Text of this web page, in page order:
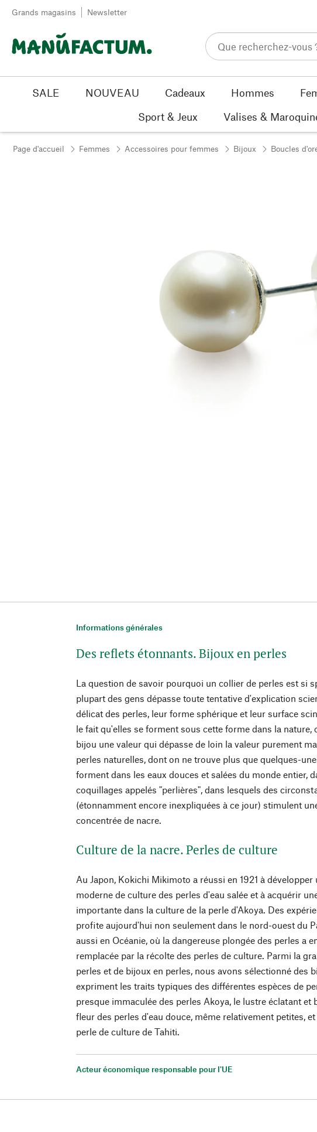
Passer au contenu
Grands magasins Newsletter
SALE NOUVEAU Cadeaux Hommes
Sport & Jeux
Valises &
Page d'accueil Femmes Accessoires pour femmes Bijoux Boucles
Informations générales
Des reflets étonnants. Bijoux en perles
La question de savoir pourquoi un collier de perles est si
plupart des gens dépasse toute tentative d'explication
délicat des perles, leur forme sphérique et leur surface
le fait qu'elles se forment sous cette forme dans la nature,
bijou une valeur qui dépasse de loin la valeur purement
perles naturelles, dont on ne trouve plus que quelques-
forment dans les eaux douces et salées du monde entier,
coquillages appelés "perlières", dans lesquels des
(étonnamment encore inexpliquées à ce jour) stimulent
concentrée de nacre.
Culture de la nacre. Perles de culture
Au Japon, Kokichi Mikimoto a réussi en 1921 à développer
moderne de culture des perles d'eau salée et à acquérir
importante dans la culture de la perle d'Akoya. Des
profite aujourd'hui non seulement dans le nord-ouest du
aussi en Océanie, où la dangereuse plongée des perles a
remplacée par la récolte des perles de culture. Parmi la
perles et de bijoux en perles, nous avons sélectionné des
expriment les traits typiques des différentes espèces de
presque immaculée des perles Akoya, le lustre éclatant et
fleur des perles d'eau douce, même relativement petites,
perle de culture de Tahiti.
Acteur économique responsable pour l'UE